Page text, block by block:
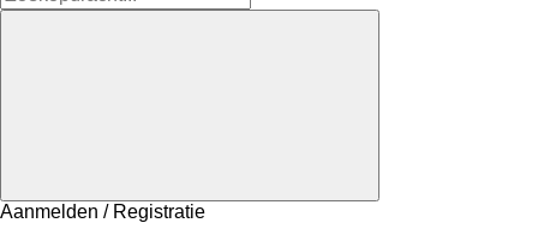
Aanmelden / Registratie